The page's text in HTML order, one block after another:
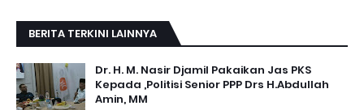
BERITA TERKINI LAINNYA
Dr. H. M. Nasir Djamil Pakaikan Jas PKS
Kepada ,Politisi Senior PPP Drs H.Abdullah
Amin, MM